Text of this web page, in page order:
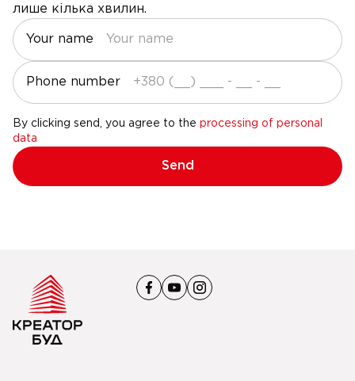
лише кілька хвилин.
Your name
Phone number
By clicking send, you agree to the processing of personal
data
Send